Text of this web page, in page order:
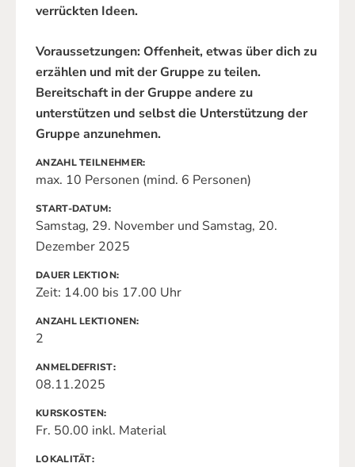
verrückten Ideen.
Voraussetzungen: Offenheit, etwas über dich zu
erzählen und mit der Gruppe zu teilen.
Bereitschaft in der Gruppe andere zu
unterstützen und selbst die Unterstützung der
Gruppe anzunehmen.
ANZAHL TEILNEHMER
max. 10 Personen (mind. 6 Personen)
START-DATUM
Samstag, 29. November und Samstag, 20.
Dezember 2025
DAUER LEKTION
Zeit: 14.00 bis 17.00 Uhr
ANZAHL LEKTIONEN
2
ANMELDEFRIST
08.11.2025
KURSKOSTEN
Fr. 50.00 inkl. Material
LOKALITÄT